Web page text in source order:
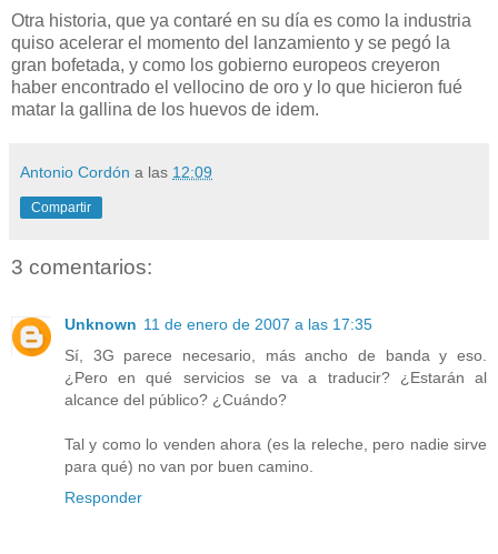
Otra historia, que ya contaré en su día es como la industria
quiso acelerar el momento del lanzamiento y se pegó la
gran bofetada, y como los gobierno europeos creyeron
haber encontrado el vellocino de oro y lo que hicieron fué
matar la gallina de los huevos de idem.
Antonio Cordón a las 12:09
Compartir
3 comentarios:
Unknown 11 de enero de 2007 a las 17:35
Sí, 3G parece necesario, más ancho de banda y eso.
¿Pero en qué servicios se va a traducir? ¿Estarán al
alcance del público? ¿Cuándo?
Tal y como lo venden ahora (es la releche, pero nadie sirve
para qué) no van por buen camino.
Responder